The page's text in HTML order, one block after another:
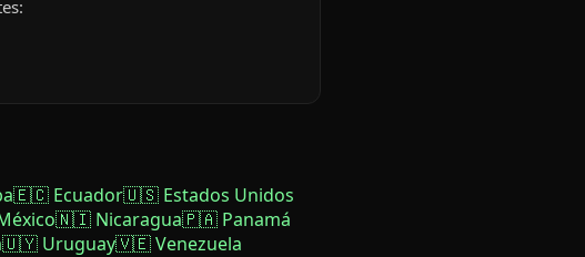
🇪🇨 Ecuador🇺🇸 Estados Unidos
🇳🇮 Nicaragua🇵🇦 Panamá
🇺🇾 Uruguay🇻🇪 Venezuela